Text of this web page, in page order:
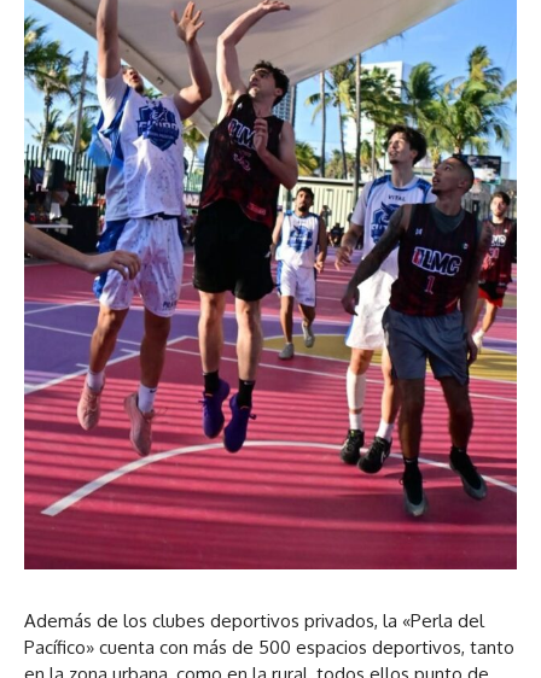
Además de los clubes deportivos privados, la «Perla del
Pacífico» cuenta con más de 500 espacios deportivos, tanto
en la zona urbana, como en la rural, todos ellos punto de